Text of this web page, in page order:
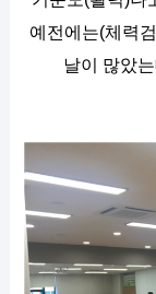
예전에는(체력
날이 많았